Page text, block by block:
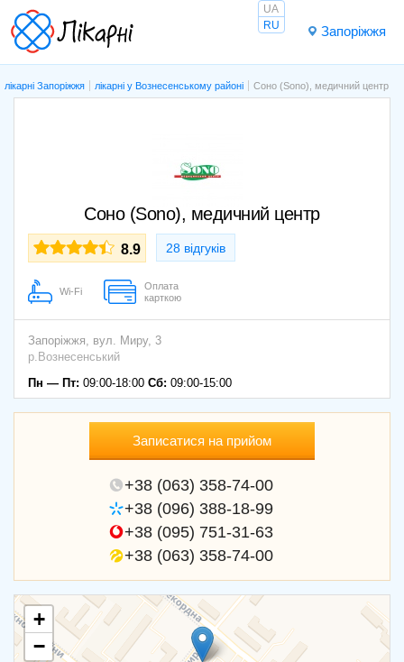
Запоріжжя
UA
RU
лікарні Запоріжжя лікарні у Вознесенському районі Соно (Sono), медичний центр
Соно (Sono), медичний центр
8.9 28 відгуків
Wi-Fi
Оплата
карткою
Запоріжжя,
вул. Миру, 3
р.Вознесенський
Пн — Пт: 09:00-18:00 Сб: 09:00-15:00
Записатися на прийом
+38 (063) 358-74-00
+38 (096) 388-18-99
+38 (095) 751-31-63
+38 (063) 358-74-00
+
−